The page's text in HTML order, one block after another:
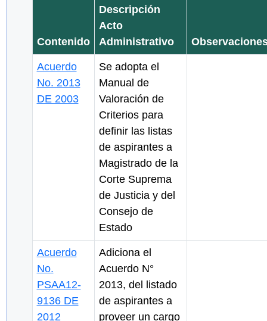
Contenido
Descripción
Acto
Administrativo
Acuerdo
No. 2013
DE 2003
Se adopta el
Manual de
Valoración de
Criterios para
definir las listas
de aspirantes a
Magistrado de la
Corte Suprema
de Justicia y del
Consejo de
Estado
Acuerdo
No.
PSAA12-
9136 DE
2012
Adiciona el
Acuerdo N°
2013, del listado
de aspirantes a
proveer un cargo